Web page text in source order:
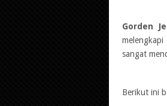
Gorden
sangat
Berikut ini